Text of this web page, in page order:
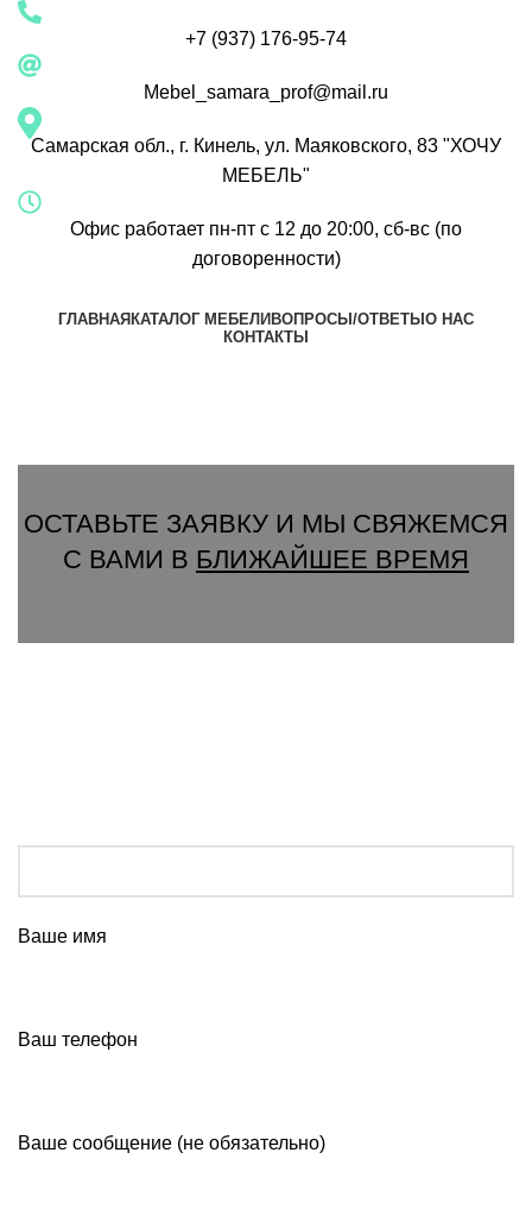
+7 (937) 176-95-74
Mebel_samara_prof@mail.ru
Самарская обл., г. Кинель, ул. Маяковского, 83 "ХОЧУ
МЕБЕЛЬ"
Офис работает пн-пт с 12 до 20:00, сб-вс (по
договоренности)
ГЛАВНАЯ КАТАЛОГ МЕБЕЛИ ВОПРОСЫ/ОТВЕТЫ О НАС
КОНТАКТЫ
ОСТАВЬТЕ ЗАЯВКУ И МЫ СВЯЖЕМСЯ
С ВАМИ В БЛИЖАЙШЕЕ ВРЕМЯ
Ваше имя
Ваш телефон
Ваше сообщение (не обязательно)